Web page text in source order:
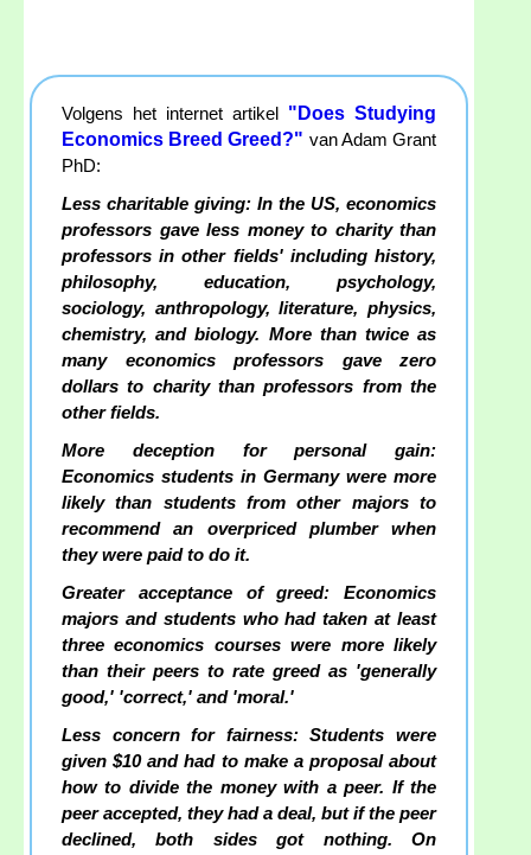
Volgens het internet artikel "Does Studying
Economics Breed Greed?" van Adam Grant
PhD:
Less charitable giving: In the US, economics
professors gave less money to charity than
professors in other fields' including history,
philosophy, education, psychology,
sociology, anthropology, literature, physics,
chemistry, and biology. More than twice as
many economics professors gave zero
dollars to charity than professors from the
other fields.
More deception for personal gain:
Economics students in Germany were more
likely than students from other majors to
recommend an overpriced plumber when
they were paid to do it.
Greater acceptance of greed: Economics
majors and students who had taken at least
three economics courses were more likely
than their peers to rate greed as 'generally
good,' 'correct,' and 'moral.'
Less concern for fairness: Students were
given $10 and had to make a proposal about
how to divide the money with a peer. If the
peer accepted, they had a deal, but if the peer
declined, both sides got nothing. On